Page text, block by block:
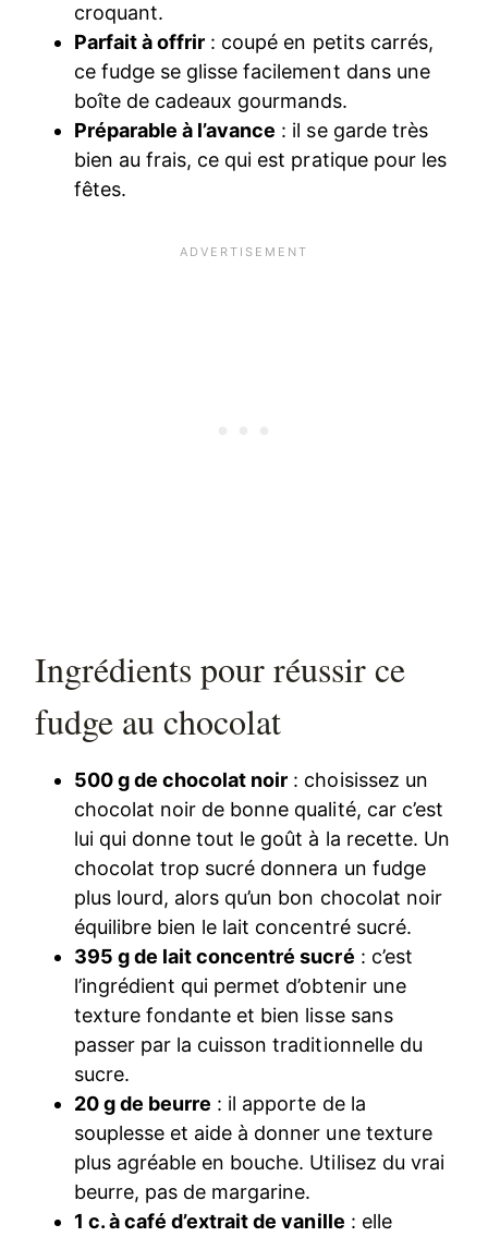
croquant.
Parfait à offrir : coupé en petits carrés,
ce fudge se glisse facilement dans une
boîte de cadeaux gourmands.
Préparable à l’avance : il se garde très
bien au frais, ce qui est pratique pour les
fêtes.
Ingrédients pour réussir ce
fudge au chocolat
500 g de chocolat noir : choisissez un
chocolat noir de bonne qualité, car c’est
lui qui donne tout le goût à la recette. Un
chocolat trop sucré donnera un fudge
plus lourd, alors qu’un bon chocolat noir
équilibre bien le lait concentré sucré.
395 g de lait concentré sucré : c’est
l’ingrédient qui permet d’obtenir une
texture fondante et bien lisse sans
passer par la cuisson traditionnelle du
sucre.
20 g de beurre : il apporte de la
souplesse et aide à donner une texture
plus agréable en bouche. Utilisez du vrai
beurre, pas de margarine.
1 c. à café d’extrait de vanille : elle